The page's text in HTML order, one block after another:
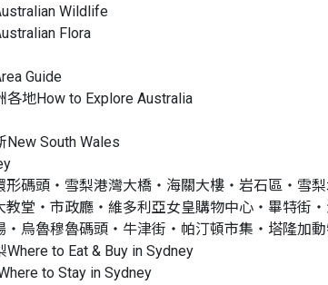
Wildlife
Flora
Guide
各地How to Explore Australia
New South Wales
形碼頭‧雪梨港灣大橋‧海關大樓‧岩石區‧雪
教堂‧市政廳‧維多利亞女皇購物中心‧畢特
‧烏魯穆魯碼頭‧牛津街‧帕汀頓市集‧塔隆加
Where to Eat & Buy in Sydney
to Stay in Sydney